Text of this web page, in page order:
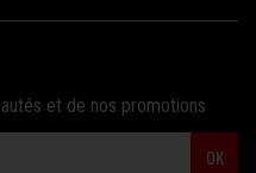
et de nos promotions
OK